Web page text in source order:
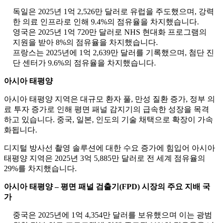
독일은 2025년 1억 2,526만 달러로 유럽을 주도했으며, 강력
한 의료 인프라로 인해 9.4%의 점유율을 차지했습니다.
영국은 2025년 1억 720만 달러로 NHS 현대화 프로그램의
지원을 받아 8%의 점유율을 차지했습니다.
프랑스는 2025년에 1억 2,639만 달러를 기록했으며, 첨단 진
단 센터가 9.6%의 점유율을 차지했습니다.
아시아 태평양
아시아 태평양 지역은 대규모 환자 풀, 만성 질환 증가, 정부 의
료 투자 증가로 인해 평면 패널 감지기의 급속한 성장을 목격
하고 있습니다. 중국, 일본, 인도의 기술 채택으로 확장이 가속
화됩니다.
디지털 방사선 촬영 솔루션에 대한 수요 증가에 힘입어 아시아
태평양 지역은 2025년 3억 5,885만 달러로 전 세계 점유율의
29%를 차지했습니다.
아시아 태평양 – 평면 패널 검출기(FPD) 시장의 주요 지배 국
가
중국은 2025년에 1억 4,354만 달러를 보유했으며 이는 광범